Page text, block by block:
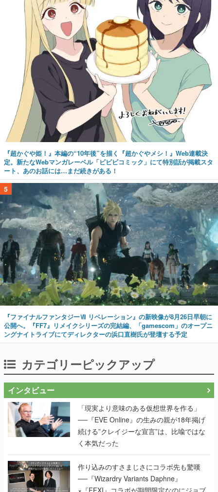
『超かぐや姫！』本編の“10年後”を描く『超かぐやメシ！』Web連載決
定。新たなWebマンガレーベル「ビビビコミック」にて特別話が掲載スタ
ート、あのお話には…まだ続きがある！
5
『ファイナルファンタジーⅦ リベレーション』の新映像が8月26日早朝に
公開へ。『FF7』リメイクシリーズの完結編、「gamescom」のオープニ
ングナイトライブにてディレクターの浜口直樹氏が登壇する予定
カテゴリーピックアップ
インタビュー
「現実より意味のある仮想世界を作る」
──『EVE Online』の生みの親が18年掲げ
続ける”クレイジーな宣言”は、比喩ではな
く本気だった
作り込みのすさまじさにコラボ先も驚嘆
──『Wizardry Variants Daphne』